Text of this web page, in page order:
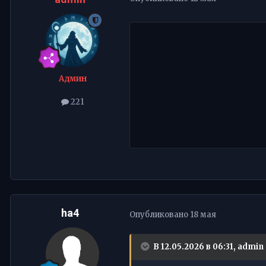
Админ
221
ha4 Опубликовано 18 мая
В 12.05.2026 в 06:31, admin